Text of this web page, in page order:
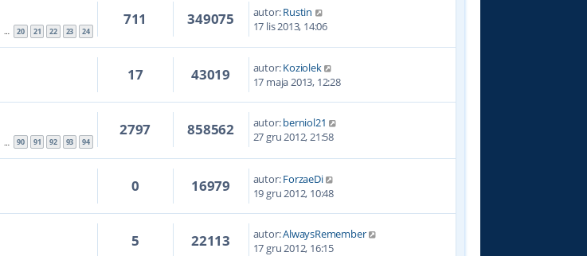
… 20 21 22 23 24
711 349075 autor:Rustin
17 lis 2013, 14:06
17 43019 autor:Koziolek
17 maja 2013, 12:28
… 90 91 92 93 94
2797 858562 autor:berniol21
27 gru 2012, 21:58
0 16979 autor:ForzaeDi
19 gru 2012, 10:48
5 22113 autor:AlwaysRemember
17 gru 2012, 16:15